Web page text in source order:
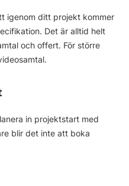
igenom ditt projekt kommer
Det är alltid helt
och offert. För större
in projektstart med
blir det inte att boka